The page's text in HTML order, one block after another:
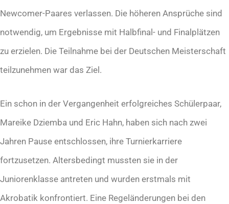
Newcomer-Paares verlassen. Die höheren Ansprüche sind
notwendig, um Ergebnisse mit Halbfinal- und Finalplätzen
zu erzielen. Die Teilnahme bei der Deutschen Meisterschaft
teilzunehmen war das Ziel.
Ein schon in der Vergangenheit erfolgreiches Schülerpaar,
Mareike Dziemba und Eric Hahn, haben sich nach zwei
Jahren Pause entschlossen, ihre Turnierkarriere
fortzusetzen. Altersbedingt mussten sie in der
Juniorenklasse antreten und wurden erstmals mit
Akrobatik konfrontiert. Eine Regeländerungen bei den